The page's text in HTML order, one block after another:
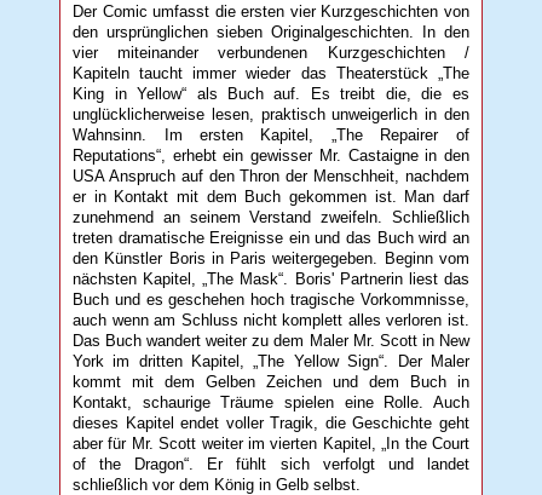
Der Comic umfasst die ersten vier Kurzgeschichten von
den ursprünglichen sieben Originalgeschichten. In den
vier miteinander verbundenen Kurzgeschichten /
Kapiteln taucht immer wieder das Theaterstück „The
King in Yellow“ als Buch auf. Es treibt die, die es
unglücklicherweise lesen, praktisch unweigerlich in den
Wahnsinn. Im ersten Kapitel, „The Repairer of
Reputations“, erhebt ein gewisser Mr. Castaigne in den
USA Anspruch auf den Thron der Menschheit, nachdem
er in Kontakt mit dem Buch gekommen ist. Man darf
zunehmend an seinem Verstand zweifeln. Schließlich
treten dramatische Ereignisse ein und das Buch wird an
den Künstler Boris in Paris weitergegeben. Beginn vom
nächsten Kapitel, „The Mask“. Boris' Partnerin liest das
Buch und es geschehen hoch tragische Vorkommnisse,
auch wenn am Schluss nicht komplett alles verloren ist.
Das Buch wandert weiter zu dem Maler Mr. Scott in New
York im dritten Kapitel, „The Yellow Sign“. Der Maler
kommt mit dem Gelben Zeichen und dem Buch in
Kontakt, schaurige Träume spielen eine Rolle. Auch
dieses Kapitel endet voller Tragik, die Geschichte geht
aber für Mr. Scott weiter im vierten Kapitel, „In the Court
of the Dragon“. Er fühlt sich verfolgt und landet
schließlich vor dem König in Gelb selbst.